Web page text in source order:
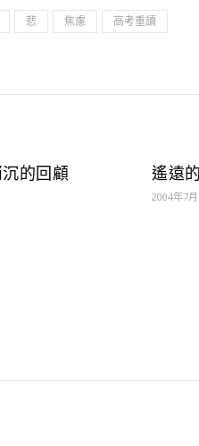
悲 焦慮 高考重讀
的回顧 遙遠
2004年7